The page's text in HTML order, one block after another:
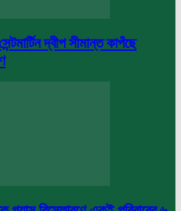
দ্বীপ সীমান্ত কাপঁছে